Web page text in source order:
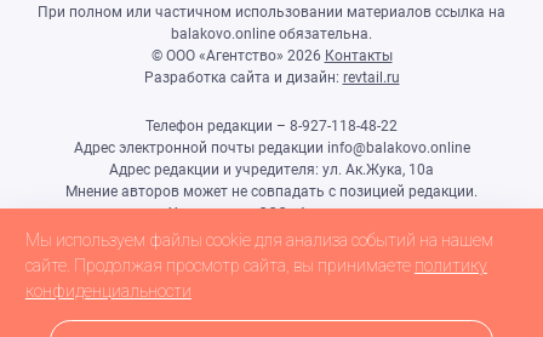
При полном или частичном использовании материалов ссылка на
balakovo.online обязательна.
© ООО «Агентство» 2026 Контакты
Разработка сайта и дизайн: revtail.ru
Телефон редакции – 8-927-118-48-22
Адрес электронной почты редакции info@balakovo.online
Адрес редакции и учредителя: ул. Ак.Жука, 10а
Мнение авторов может не совпадать с позицией редакции.
Учредитель: ООО «Агентство»
Гл.редактор Ивлиева Н.Н.
Настоящий ресурс может содержать материалы 18+
Мы используем файлы cookie для анализа событий на нашем
сайте. Продолжая просмотр сайта, вы принимаете политику
конфиденциальности